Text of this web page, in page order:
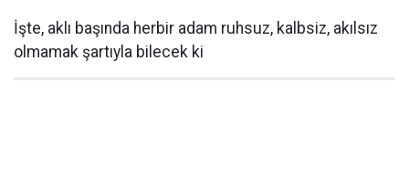
İşte, aklı başında herbir adam ruhsuz, kalbsiz, akılsız
olmamak şartıyla bilecek ki